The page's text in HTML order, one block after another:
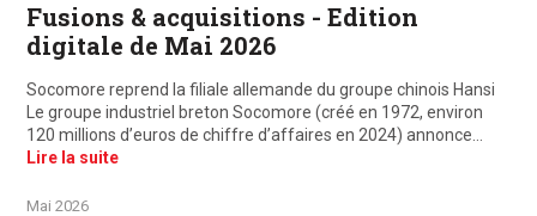
Fusions & acquisitions - Edition
digitale de Mai 2026
Socomore reprend la filiale allemande du groupe chinois Hansi
Le groupe industriel breton Socomore (créé en 1972, environ
120 millions d’euros de chiffre d’affaires en 2024) annonce…
Lire la suite
Mai 2026